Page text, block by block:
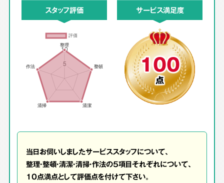
スタッフ評価 サービス満足度
100
点
当日お伺いしましたサービススタッフについて、
整理・整頓・清潔・清掃・作法の5項目それぞれについて、
10点満点として評価点を付けて下さい。